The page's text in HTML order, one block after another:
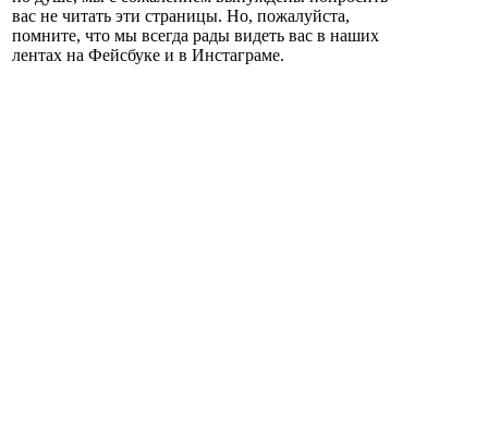
вас не читать эти страницы. Но, пожалуйста,
помните, что мы всегда рады видеть вас в наших
лентах на Фейсбуке и в Инстаграме.